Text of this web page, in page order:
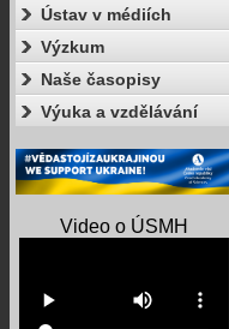
Ústav v médiích
Výzkum
Naše časopisy
Výuka a vzdělávání
Video o ÚSMH